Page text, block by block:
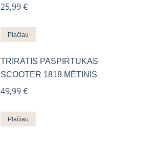
25,99€
Plačiau
TRIRATIS PASPIRTUKAS
SCOOTER 1818 MĖTINIS
49,99€
Plačiau